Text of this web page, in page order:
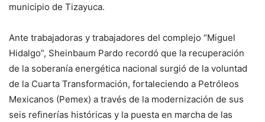
municipio de Tizayuca.
Ante trabajadoras y trabajadores del complejo “Miguel
Hidalgo”, Sheinbaum Pardo recordó que la recuperación
de la soberanía energética nacional surgió de la voluntad
de la Cuarta Transformación, fortaleciendo a Petróleos
Mexicanos (Pemex) a través de la modernización de sus
seis refinerías históricas y la puesta en marcha de las